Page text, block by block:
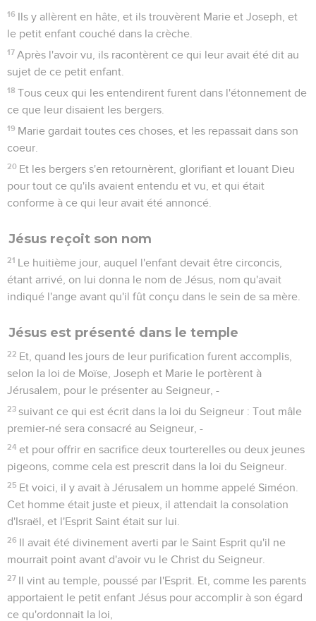
16 Ils y allèrent en hâte, et ils trouvèrent Marie et Joseph, et
le petit enfant couché dans la crèche.
17 Après l'avoir vu, ils racontèrent ce qui leur avait été dit au
sujet de ce petit enfant.
18 Tous ceux qui les entendirent furent dans l'étonnement de
ce que leur disaient les bergers.
19 Marie gardait toutes ces choses, et les repassait dans son
coeur.
20 Et les bergers s'en retournèrent, glorifiant et louant Dieu
pour tout ce qu'ils avaient entendu et vu, et qui était
conforme à ce qui leur avait été annoncé.
Jésus reçoit son nom
21 Le huitième jour, auquel l'enfant devait être circoncis,
étant arrivé, on lui donna le nom de Jésus, nom qu'avait
indiqué l'ange avant qu'il fût conçu dans le sein de sa mère.
Jésus est présenté dans le temple
22 Et, quand les jours de leur purification furent accomplis,
selon la loi de Moïse, Joseph et Marie le portèrent à
Jérusalem, pour le présenter au Seigneur, -
23 suivant ce qui est écrit dans la loi du Seigneur : Tout mâle
premier-né sera consacré au Seigneur, -
24 et pour offrir en sacrifice deux tourterelles ou deux jeunes
pigeons, comme cela est prescrit dans la loi du Seigneur.
25 Et voici, il y avait à Jérusalem un homme appelé Siméon.
Cet homme était juste et pieux, il attendait la consolation
d'Israël, et l'Esprit Saint était sur lui.
26 Il avait été divinement averti par le Saint Esprit qu'il ne
mourrait point avant d'avoir vu le Christ du Seigneur.
27 Il vint au temple, poussé par l'Esprit. Et, comme les parents
apportaient le petit enfant Jésus pour accomplir à son égard
ce qu'ordonnait la loi,